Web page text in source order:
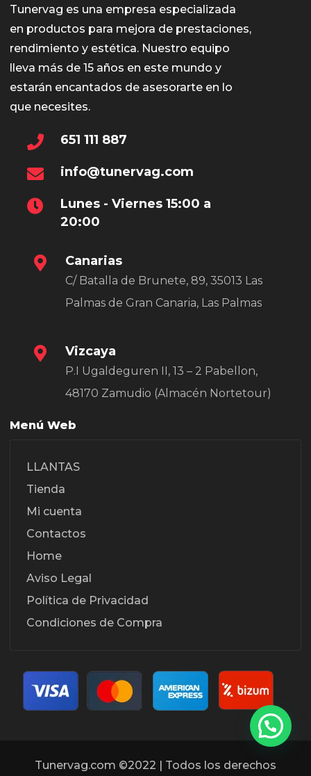
Tunervag es una empresa especializada
en productos para mejora de prestaciones,
rendimiento y estética. Nuestro equipo
lleva más de 15 años en este mundo y
estarán encantados de asesorarte en lo
que necesites.
651 111 887
info@tunervag.com
Lunes - Viernes 15:00 a
20:00
Canarias
C/ Batalla de Brunete, 89, 35013 Las
Palmas de Gran Canaria, Las Palmas
Vizcaya
P.I Ugaldeguren II, 13 – 2 Pabellon,
48170 Zamudio (Almacén Nortetour)
Menú Web
LLANTAS
Tienda
Mi cuenta
Contactos
Home
Aviso Legal
Política de Privacidad
Condiciones de Compra
Tunervag.com ©2022 | Todos los derechos